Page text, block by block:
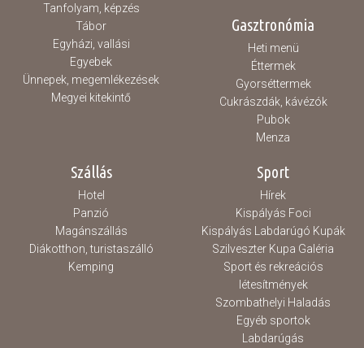
Tanfolyam, képzés
Tábor
Egyházi, vallási
Egyebek
Ünnepek, megemlékezések
Megyei kitekintő
Gasztronómia
Heti menü
Éttermek
Gyorséttermek
Cukrászdák, kávézók
Pubok
Menza
Szállás
Hotel
Panzió
Magánszállás
Diákotthon, turistaszálló
Kemping
Sport
Hírek
Kispályás Foci
Kispályás Labdarúgó Kupák
Szilveszter Kupa Galéria
Sport és rekreációs
létesítmények
Szombathelyi Haladás
Egyéb sportok
Labdarúgás